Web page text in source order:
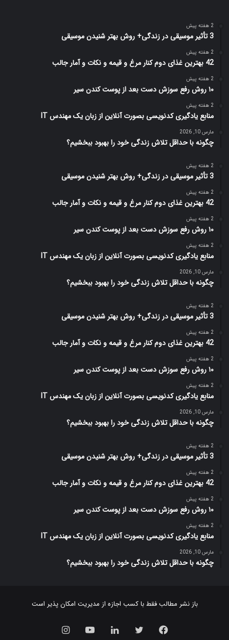
2 هفته پیش
3 تأثیر موسیقی در زندگی+ روش بهتر شنیدن موسیقی
2 هفته پیش
42 بهترین غذای دوم کنار مرغ و قیمه و نکات و آمار جالب
2 هفته پیش
۱۰ روش رفع سوزش دست بعد از پوست کندن سیر
2 هفته پیش
منابع یادگیری کدنویسی بصورت آنلاین از زبان یک مهندس IT
مارس 10, 2026
چگونه با حداقل تلاش زندگی خود را بهبود ببخشیم؟
2 هفته پیش
3 تأثیر موسیقی در زندگی+ روش بهتر شنیدن موسیقی
2 هفته پیش
42 بهترین غذای دوم کنار مرغ و قیمه و نکات و آمار جالب
2 هفته پیش
۱۰ روش رفع سوزش دست بعد از پوست کندن سیر
2 هفته پیش
منابع یادگیری کدنویسی بصورت آنلاین از زبان یک مهندس IT
مارس 10, 2026
چگونه با حداقل تلاش زندگی خود را بهبود ببخشیم؟
2 هفته پیش
3 تأثیر موسیقی در زندگی+ روش بهتر شنیدن موسیقی
2 هفته پیش
42 بهترین غذای دوم کنار مرغ و قیمه و نکات و آمار جالب
2 هفته پیش
۱۰ روش رفع سوزش دست بعد از پوست کندن سیر
2 هفته پیش
منابع یادگیری کدنویسی بصورت آنلاین از زبان یک مهندس IT
مارس 10, 2026
چگونه با حداقل تلاش زندگی خود را بهبود ببخشیم؟
2 هفته پیش
3 تأثیر موسیقی در زندگی+ روش بهتر شنیدن موسیقی
2 هفته پیش
42 بهترین غذای دوم کنار مرغ و قیمه و نکات و آمار جالب
2 هفته پیش
۱۰ روش رفع سوزش دست بعد از پوست کندن سیر
2 هفته پیش
منابع یادگیری کدنویسی بصورت آنلاین از زبان یک مهندس IT
مارس 10, 2026
چگونه با حداقل تلاش زندگی خود را بهبود ببخشیم؟
باز نشر مطالب فقط با کسب اجازه از مدیریت امکان پذیر است
فیس توییتر لینکدینیوتیوباینستاگرام